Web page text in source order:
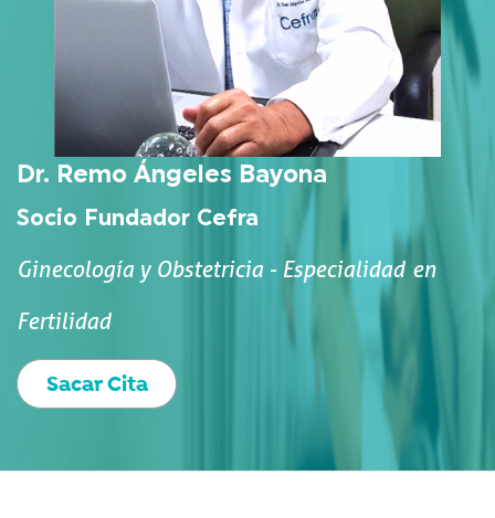
Dr. Remo Ángeles Bayona
Socio Fundador Cefra
Ginecología y Obstetricia - Especialidad en
Fertilidad
Sacar Cita